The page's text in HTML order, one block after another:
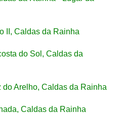
II, Caldas da Rainha
do Sol, Caldas da
do Arelho, Caldas da Rainha
Caldas da Rainha